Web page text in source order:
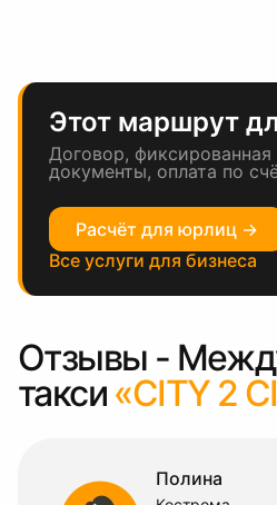
Этот маршрут
Договор,
документы, оплата по
Расчёт для юрлиц →
Все услуги для бизнеса
Отзывы -
такси «CITY 2
Полина